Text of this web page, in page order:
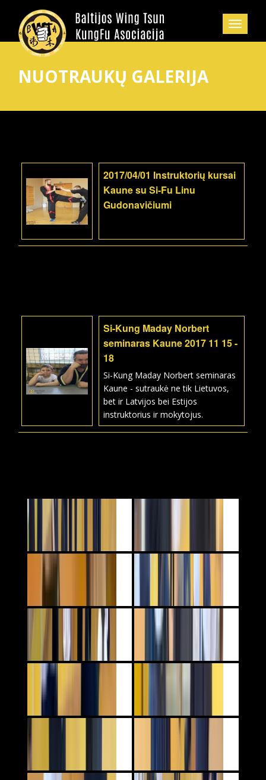
NUOTRAUKŲ GALERIJA
2017/04/01 Instruktorių kursai
Kaune su Si-Fu Linu
Gudonavičiumi
Si-Kung Maday Norbert
seminaras Kaune 2017 11 15 -
18
Si-Kung Maday Norbert seminaras
Kaune - sutraukė ne tik Lietuvos,
bet ir Latvijos bei Estijos
instruktorius ir mokytojus.